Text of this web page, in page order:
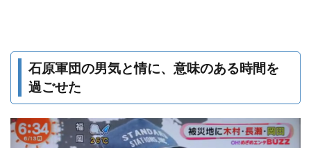
石原軍団の男気と情に、意味のある時間を
過ごせた